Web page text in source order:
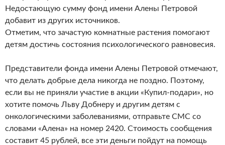
Недостающую сумму фонд имени Алены Петровой
добавит из других источников.
Отметим, что зачастую комнатные растения помогают
детям достичь состояния психологического равновесия.
Представители фонда имени Алены Петровой отмечают,
что делать добрые дела никогда не поздно. Поэтому,
если вы не приняли участие в акции «Купил-подари», но
хотите помочь Льву Добнеру и другим детям с
онкологическими заболеваниями, отправьте СМС со
словами «Алена» на номер 2420. Стоимость сообщения
составит 45 рублей, все эти деньги пойдут на помощь